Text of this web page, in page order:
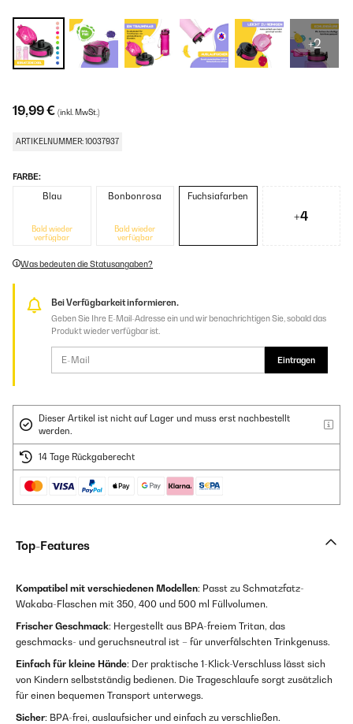
+2
19,99 € (inkl. MwSt.)
ARTIKELNUMMER: 10037937
FARBE:
Blau
Bald wieder
verfügbar
Bonbonrosa
Bald wieder
verfügbar
Fuchsiafarben
+4
Was bedeuten die Statusangaben?
Bei Verfügbarkeit informieren.
Geben Sie Ihre E-Mail-Adresse ein und wir benachrichtigen Sie, sobald das
Produkt wieder verfügbar ist.
Eintragen
Dieser Artikel ist nicht auf Lager und muss erst nachbestellt
werden.
14 Tage Rückgaberecht
Top-Features
Kompatibel mit verschiedenen Modellen: Passt zu Schmatzfatz-
Wakaba-Flaschen mit 350, 400 und 500 ml Füllvolumen.
Frischer Geschmack: Hergestellt aus BPA-freiem Tritan, das
geschmacks- und geruchsneutral ist – für unverfälschten Trinkgenuss.
Einfach für kleine Hände: Der praktische 1-Klick-Verschluss lässt sich
von Kindern selbstständig bedienen. Die Trageschlaufe sorgt zusätzlich
für einen bequemen Transport unterwegs.
Sicher: BPA-frei, auslaufsicher und einfach zu verschließen.